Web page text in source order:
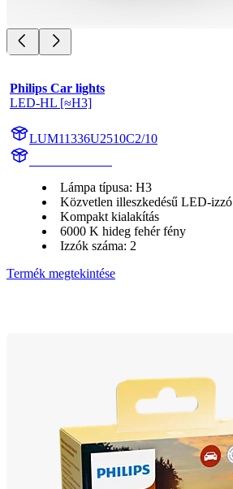
Philips Car lights
LED-HL [≈H3]
LUM11336U2510C2/10
Lámpa típusa: H3
Közvetlen illeszkedésű LED-izzó
Kompakt kialakítás
6000 K hideg fehér fény
Izzók száma: 2
Termék megtekintése